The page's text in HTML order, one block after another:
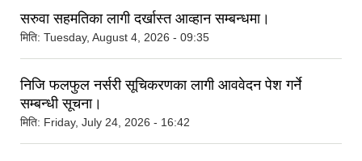
सरुवा सहमतिका लागी दर्खास्त आव्हान सम्बन्धमा।
मिति: Tuesday, August 4, 2026 - 09:35
निजि फलफुल नर्सरी सूचिकरणका लागी आववेदन पेश गर्ने
सम्बन्धी सूचना।
मिति: Friday, July 24, 2026 - 16:42